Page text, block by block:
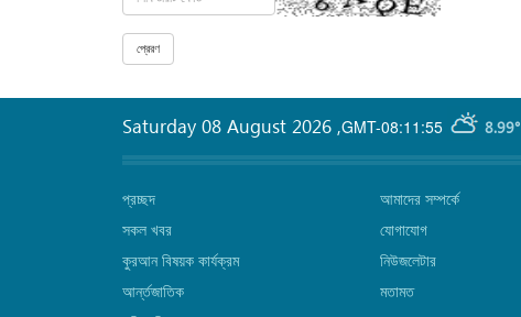
GMT-08:11:55 8.99°
Saturday 08 August 2026 ,
প্রচ্ছদ
সকল খবর
কুরআন বিষয়ক কার্যক্রম
আর্ন্তজাতিক
আমাদের সম্পর্কে
যোগাযোগ
নিউজলেটার
মতামত